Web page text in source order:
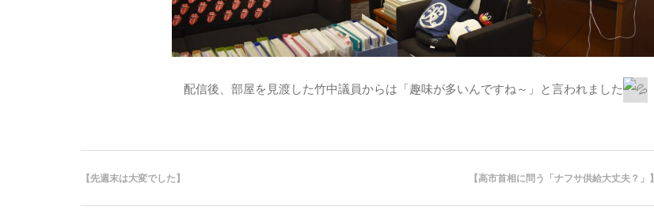
配信後、部屋を見渡した竹中議員からは「趣味が多いんですね～」と言われました
【先週末は大変でした】 【高市首相に問う「ナフサ供給大丈夫？」】